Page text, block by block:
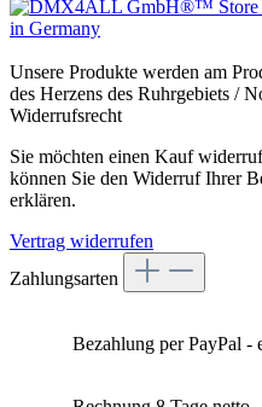
Unsere Produkte werden am
des Herzens des Ruhrgebiets /
Widerrufsrecht
Sie möchten einen Kauf
können Sie den Widerruf Ihrer
erklären.
Vertrag widerrufen
Zahlungsarten
Bezahlung per PayPal -